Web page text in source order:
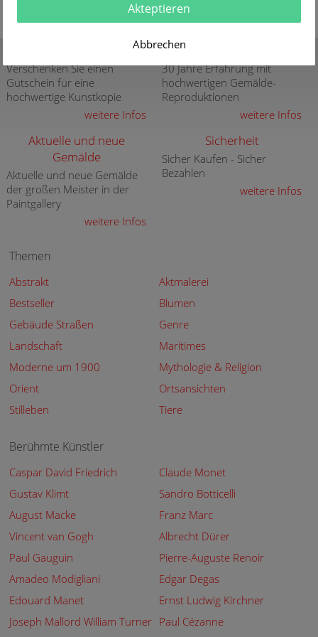
Verschenken Sie einen
Gutschein für eine
hochwertige Kunstkopie
weitere Infos
30 Jahre Erfahrung mit
hochwertigen Gemälde-
Reproduktionen
weitere Infos
Aktuelle und neue
Gemälde
Aktuelle und neue Gemälde
der großen Meister in der
Paintgallery
weitere Infos
Sicherheit
Sicher Kaufen - Sicher
Bezahlen
weitere Infos
Themen
Abstrakt
Aktmalerei
Bestseller
Blumen
Gebäude Straßen
Genre
Landschaft
Maritimes
Moderne um 1900
Mythologie & Religion
Orient
Ortsansichten
Stilleben
Tiere
Berühmte Künstler
Caspar David Friedrich
Claude Monet
Gustav Klimt
Sandro Botticelli
August Macke
Franz Marc
Vincent van Gogh
Albrecht Dürer
Paul Gauguin
Pierre-Auguste Renoir
Amadeo Modigliani
Edgar Degas
Edouard Manet
Ernst Ludwig Kirchner
Joseph Mallord William Turner Paul Cézanne
Akteptieren
Abbrechen